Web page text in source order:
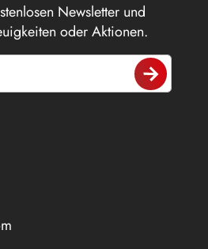
Newsletter und
oder Aktionen.